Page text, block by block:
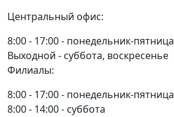
Центральный офис:
8:00 - 17:00 - понедельник-пятница
Выходной - суббота, воскресенье
Филиалы:
8:00 - 17:00 - понедельник-пятница
8:00 - 14:00 - суббота